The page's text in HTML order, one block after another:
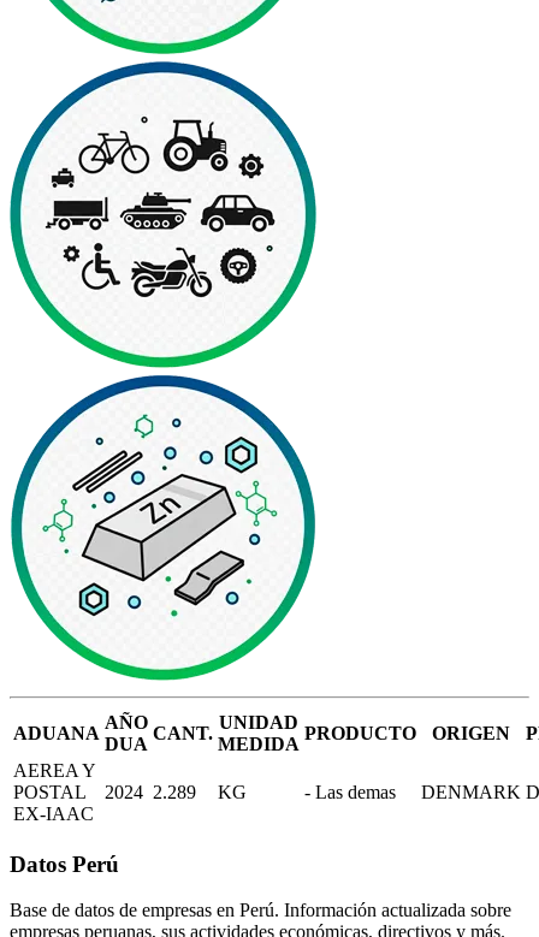
ADUANA
AÑO
DUA
CANT.
UNIDAD
MEDIDA
PRODUCTO ORIGEN
AEREA Y
POSTAL
EX-IAAC
2024 2.289 KG - Las demas DENMARK
Datos Perú
Base de datos de empresas en Perú. Información actualizada sobre
empresas peruanas, sus actividades económicas, directivos y más.